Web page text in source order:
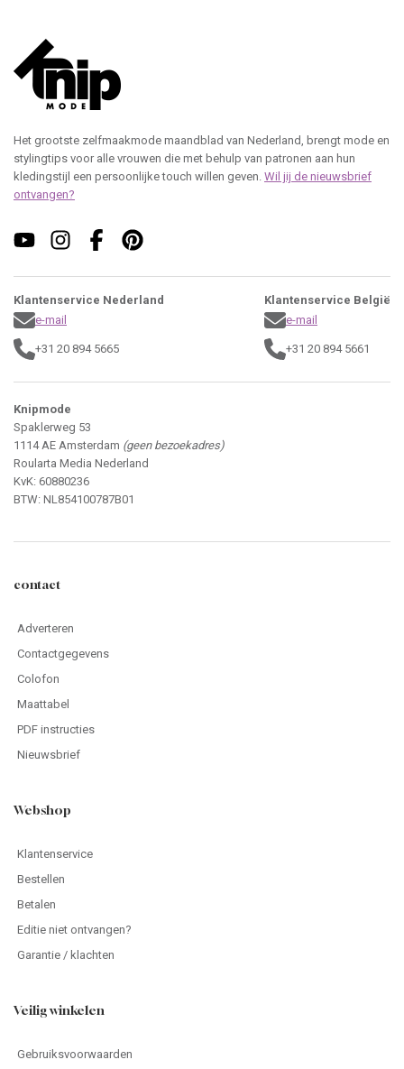
Het grootste zelfmaakmode maandblad van Nederland, brengt mode en
stylingtips voor alle vrouwen die met behulp van patronen aan hun
kledingstijl een persoonlijke touch willen geven. Wil jij de nieuwsbrief
ontvangen?
Klantenservice Nederland
e-mail
+31 20 894 5665
Klantenservice België
e-mail
+31 20 894 5661
Knipmode
Spaklerweg 53
1114 AE Amsterdam (geen bezoekadres)
Roularta Media Nederland
KvK: 60880236
BTW: NL854100787B01
contact
Adverteren
Contactgegevens
Colofon
Maattabel
PDF instructies
Nieuwsbrief
Webshop
Klantenservice
Bestellen
Betalen
Editie niet ontvangen?
Garantie / klachten
Veilig winkelen
Gebruiksvoorwaarden